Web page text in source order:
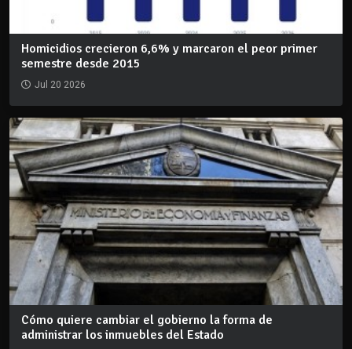
Homicidios crecieron 6,6% y marcaron el peor primer
semestre desde 2015
Jul 20 2026
Cómo quiere cambiar el gobierno la forma de
administrar los inmuebles del Estado